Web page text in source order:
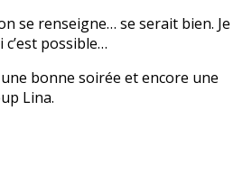
se renseigne… se serait bien. Je
possible…
bonne soirée et encore une
Lina.